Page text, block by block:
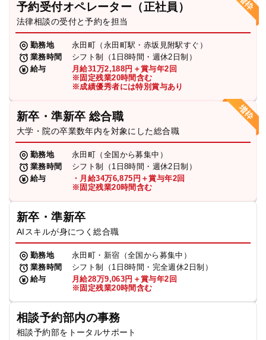
予約受付オペレーター（正社員）
法律相談の受付と予約を担当
勤務地
永田町（永田町駅・赤坂見附駅すぐ）
業務時間
シフト制（1日8時間・週休2日制）
給与
月給31万2,188円＋賞与年2回
※固定残業20時間含む
※成績優秀者には特別賞与あり
新卒・準新卒 総合職
大学・院の卒業数年内を対象にした総合職
勤務地
永田町（全国から募集中）
業務時間
シフト制（1日8時間・週休2日制）
給与
・月給34万6,875円＋賞与年2回
※固定残業20時間含む
新卒・準新卒
AIスキルが身につく総合職
勤務地
永田町・新宿（全国から募集中）
業務時間
シフト制（1日8時間・完全週休2日制）
給与
月給28万9,063円＋賞与年2回
※固定残業20時間含む
相談予約部内の事務
相談予約部をトータルサポート